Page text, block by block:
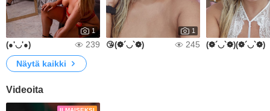
1
(●'◡'●) 239
1
😘(❁´◡`❁) 245 (❁´◡`❁)(❁´◡`❁)
Näytä kaikki
Videoita